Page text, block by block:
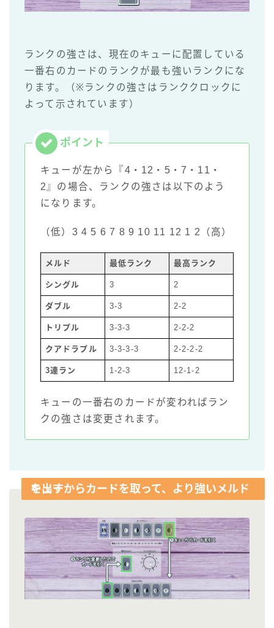
ランクの強さは、現在のキューに配置している
一番右のカードのランクが最も強いランクにな
ります。（※ランクの強さはランククロックに
よって示されています）
キューが左から『4・12・5・7・11・
2』の場合、ランクの強さは以下のよう
になります。
（低）3 4 5 6 7 8 9 10 11 12 1 2（高）
メルド 最低ランク 最高ランク
シングル 3 2
ダブル 3-3 2-2
トリプル 3-3-3 2-2-2
クアドラプル 3-3-3-3 2-2-2-2
3連ラン 1-2-3 12-1-2
キューの一番右のカードが変わればラン
クの強さは変更されます。
キューからカードを取って、より強いメルドを出す